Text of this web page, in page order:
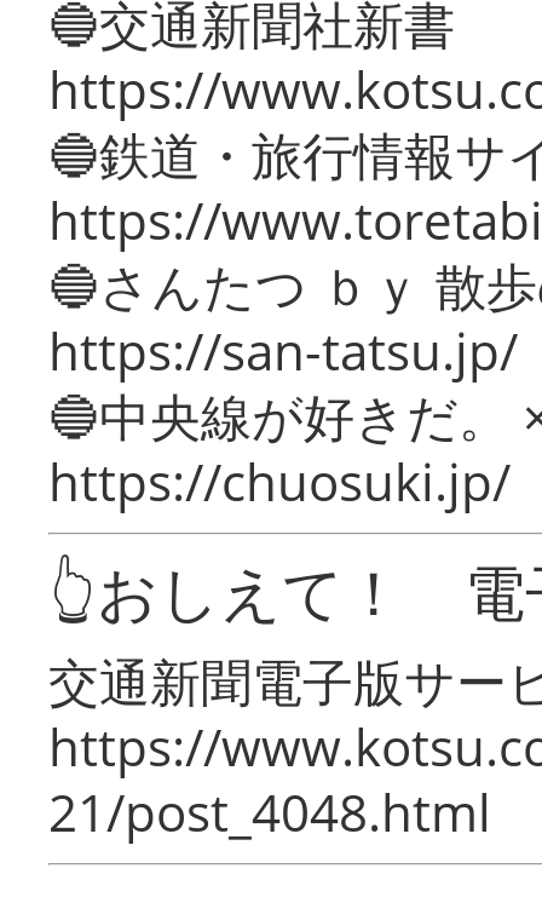
🔵交通新聞社新書
https://
🔵鉄道・旅行情報サ
https://
🔵さんたつ ｂｙ 散
https://san-tatsu.jp/
🔵中央線が好きだ。
https://chuosuki.jp/
👆おしえて！ 電
交通新聞電子版サー
https://
21/post_4048.html